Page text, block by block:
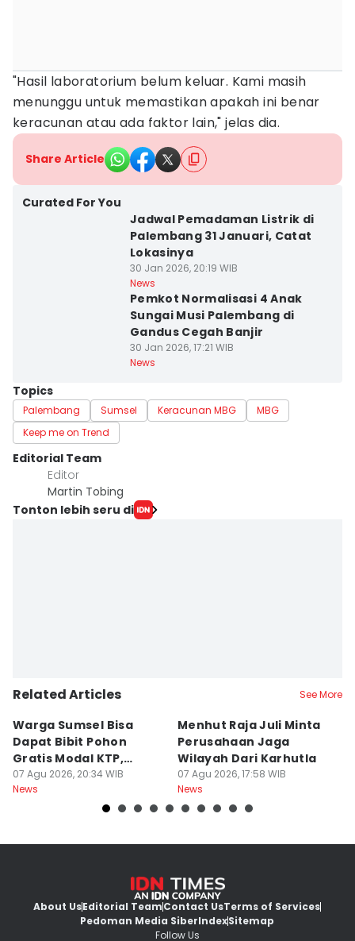
"Hasil laboratorium belum keluar. Kami masih
menunggu untuk memastikan apakah ini benar
keracunan atau ada faktor lain," jelas dia.
Share Article
Curated For You
Jadwal Pemadaman Listrik di
Palembang 31 Januari, Catat
Lokasinya
30 Jan 2026, 20:19 WIB
News
Pemkot Normalisasi 4 Anak
Sungai Musi Palembang di
Gandus Cegah Banjir
30 Jan 2026, 17:21 WIB
News
Topics
Palembang Sumsel Keracunan MBG
MBG
Keep me on Trend
Editorial Team
Editor
Martin Tobing
Tonton lebih seru di
Related Articles See More
Warga Sumsel Bisa
Dapat Bibit Pohon
Gratis Modal KTP,
Menhut Beberkan
Caranya
07 Agu 2026, 20:34 WIB
News
Menhut Raja Juli Minta
Perusahaan Jaga
Wilayah Dari Karhutla
07 Agu 2026, 17:58 WIB
News
About UsEditorial TeamContact UsTerms of Services
Pedoman Media SiberIndexSitemap
Follow Us